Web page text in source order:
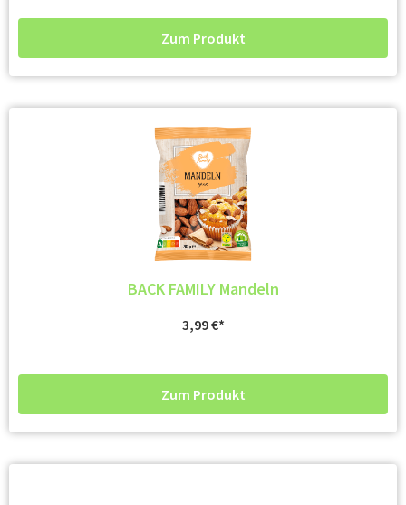
Zum Produkt
BACK FAMILY Mandeln
3,99€
Zum Produkt